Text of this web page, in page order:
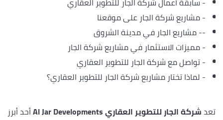
-مشاريع شركة الجار على موقعنا
--مشاريع الجار في مدينة الشروق
-مميزات الاستثمار في مشاريع شركة الجار
-تواصل مع شركة الجار للتطوير العقاري
- لماذا تختار مشاريع شركة الجار للتطوير العقاري؟
تعدشركة الجار للتطوير العقاري Al Jar Developments
أحد أبرز